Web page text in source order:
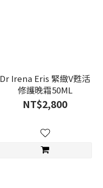
Dr Irena Eris 緊緻V甦活
修護晚霜50ML
NT$2,800